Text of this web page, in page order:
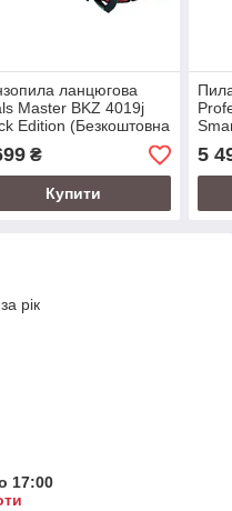
ланцюгова
Master BKZ 4019j
Edition (Безкоштовна
₴
Купити
5
рік
17:00